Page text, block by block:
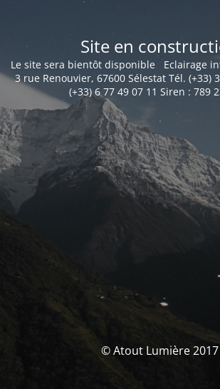
Site en
Le site sera bientôt disponible Eclairage
3 rue Renouvier, 67600 Sélestat Tél. (+33)
(+33) 6 77 49 07 11 Siren : 789
© Atout Lumière 2017